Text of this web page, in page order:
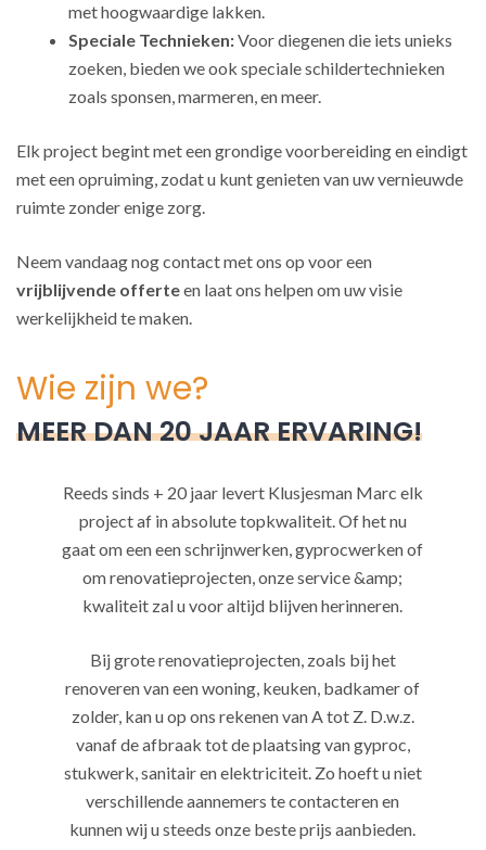
met hoogwaardige lakken.
Speciale Technieken:Voor diegenen die iets unieks
zoeken, bieden we ook speciale schildertechnieken
zoals sponsen, marmeren, en meer.
Elk project begint met een grondige voorbereiding en eindigt
met een opruiming, zodat u kunt genieten van uw vernieuwde
ruimte zonder enige zorg.
Neem vandaag nog contact met ons op voor een
vrijblijvende offerteen laat ons helpen om uw visie
werkelijkheid te maken.
Wie zijn we?
MEER DAN 20 JAAR ERVARING!
Reeds sinds + 20 jaar levert Klusjesman Marc elk
project af in absolute topkwaliteit. Of het nu
gaat om een een schrijnwerken, gyprocwerken of
om renovatieprojecten, onze service &amp;
kwaliteit zal u voor altijd blijven herinneren.
Bij grote renovatieprojecten, zoals bij het
renoveren van een woning, keuken, badkamer of
zolder, kan u op ons rekenen van A tot Z. D.w.z.
vanaf de afbraak tot de plaatsing van gyproc,
stukwerk, sanitair en elektriciteit. Zo hoeft u niet
verschillende aannemers te contacteren en
kunnen wij u steeds onze beste prijs aanbieden.